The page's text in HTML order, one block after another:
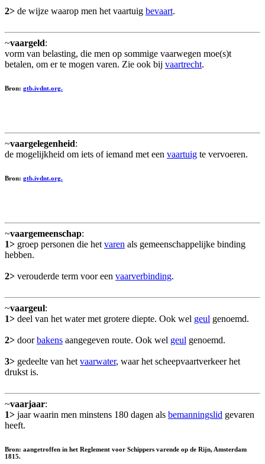
2> de wijze waarop men het vaartuig bevaart.
~vaargeld:
vorm van belasting, die men op sommige vaarwegen moe(s)t
betalen, om er te mogen varen. Zie ook bij vaartrecht.
Bron: gtb.ivdnt.org.
~vaargelegenheid:
de mogelijkheid om iets of iemand met een vaartuig te vervoeren.
Bron: gtb.ivdnt.org.
~vaargemeenschap:
1> groep personen die het varen als gemeenschappelijke binding
hebben.
2> verouderde term voor een vaarverbinding.
~vaargeul:
1> deel van het water met grotere diepte. Ook wel geul genoemd.
2> doorbakens aangegeven route. Ook wel geul genoemd.
3> gedeelte van het vaarwater, waar het scheepvaartverkeer het
drukst is.
~vaarjaar:
1> jaar waarin men minstens 180 dagen als bemanningslid gevaren
heeft.
Bron: aangetroffen in het Reglement voor Schippers varende op de Rijn, Amsterdam
1815.